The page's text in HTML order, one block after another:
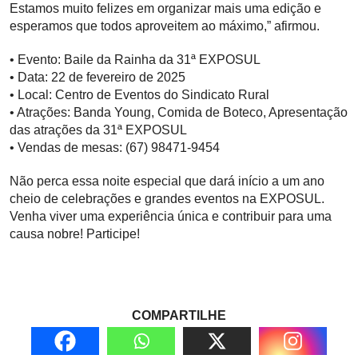
Estamos muito felizes em organizar mais uma edição e
esperamos que todos aproveitem ao máximo,” afirmou.
• Evento: Baile da Rainha da 31ª EXPOSUL
• Data: 22 de fevereiro de 2025
• Local: Centro de Eventos do Sindicato Rural
• Atrações: Banda Young, Comida de Boteco, Apresentação
das atrações da 31ª EXPOSUL
• Vendas de mesas: (67) 98471-9454
Não perca essa noite especial que dará início a um ano
cheio de celebrações e grandes eventos na EXPOSUL.
Venha viver uma experiência única e contribuir para uma
causa nobre! Participe!
COMPARTILHE